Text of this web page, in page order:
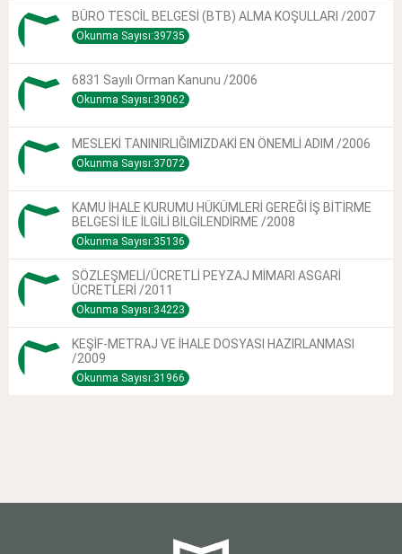
BÜRO TESCİL BELGESİ (BTB) ALMA KOŞULLARI /2007
Okunma Sayısı:39735
6831 Sayılı Orman Kanunu /2006
Okunma Sayısı:39062
MESLEKİ TANINIRLIĞIMIZDAKİ EN ÖNEMLİ ADIM /2006
Okunma Sayısı:37072
KAMU İHALE KURUMU HÜKÜMLERİ GEREĞİ İŞ BİTİRME
BELGESİ İLE İLGİLİ BİLGİLENDİRME /2008
Okunma Sayısı:35136
SÖZLEŞMELİ/ÜCRETLİ PEYZAJ MİMARI ASGARİ
ÜCRETLERİ /2011
Okunma Sayısı:34223
KEŞİF-METRAJ VE İHALE DOSYASI HAZIRLANMASI
/2009
Okunma Sayısı:31966